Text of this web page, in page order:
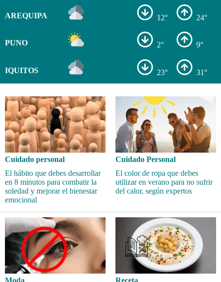
AREQUIPA 12° 24°
PUNO 2° 9°
IQUITOS 23° 31°
Cuidado personal
El hábito que debes desarrollar
en 8 minutos para combatir la
soledad y mejorar el bienestar
emocional
Cuidado Personal
El color de ropa que debes
utilizar en verano para no sufrir
del calor, según expertos